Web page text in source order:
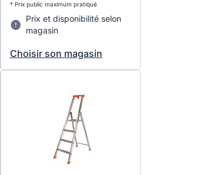
* Prix public maximum pratiqué
Prix et disponibilité selon
magasin
Choisir son magasin